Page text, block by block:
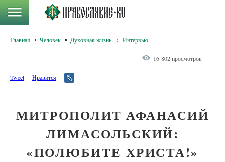
Главная Человек Духовная жизнь : Интервью
16 802 просмотров
Tweet Нравится
МИТРОПОЛИТ АФАНАСИЙ
ЛИМАСОЛЬСКИЙ:
«ПОЛЮБИТЕ ХРИСТА!»